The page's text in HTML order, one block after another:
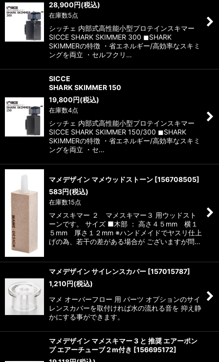
28,900円(税込)
在庫数5点
シッチェ 内部式高性能小型プロテインスキマー
SICCE SHARK SKIMMER 300 ◼︎SHARK
SKIMMERの特徴 ・省エネルギー/高効率なスキミ
ングを両立 ・セルフクリ…
SICCE
SHARK SKIMMER 150
19,800円(税込)
在庫数4点
シッチェ 内部式高性能小型プロテインスキマー
SICCE SHARK SKIMMER 150/300 ◼︎SHARK
SKIMMERの特徴 ・省エネルギー/高効率なスキミ
ングを両立 ・セ…
マメデザイン マメウッドストーン [156708505]
583円(税込)
在庫数15点
マメスキマー ２ マメスキマー３ 用ウッドスト
ーンです。 サイズ ■木部 ： 高さ４５mm 横１
５mm 厚さ１２mm ※ハンドメイドでヤスリ仕上
げの為、若干の差がある場合が ございますが問…
マメデザイン サイレンスカバー [157015787]
1,210円(税込)
マメ オーバーフロー 用 パーツ オプションのサイ
レンスカバーを取付ければ水の流れる音を 抑え静
かにする事ができます。
マメデザイン マメスキマー 3 と 推奨 エアーポン
プ エアーチューブ２m付き [156695172]